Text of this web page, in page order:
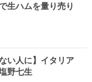
生ハムを量り売り
い人に】イタリア
野七生